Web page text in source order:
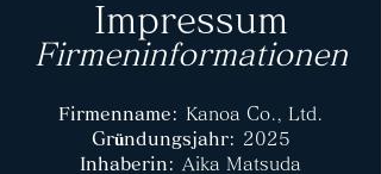
Impressum
Firmeninformationen
Firmenname: Kanoa Co., Ltd.
Gründungsjahr: 2025
Inhaberin: Aika Matsuda​